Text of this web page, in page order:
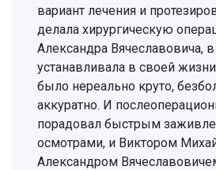
вариант лечения и
делала хирургическую
Александра Вячеславовича,
устанавливала в своей
было нереально круто,
аккуратно. И
порадовал быстрым
осмотрами, и Виктором
Александром